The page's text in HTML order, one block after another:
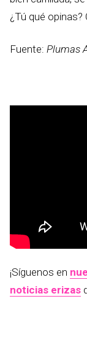
¿Tú qué
Fuente: Plumas
¡Síguenos en
noticias erizas